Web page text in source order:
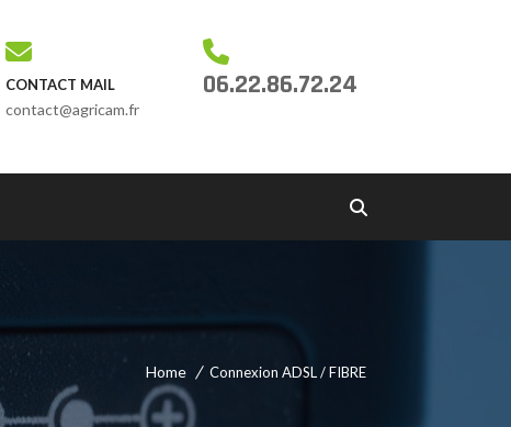
CONTACT MAIL
contact@agricam.fr
06.22.86.72.24
Home Connexion ADSL / FIBRE